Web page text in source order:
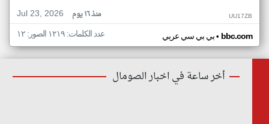
Jul 23, 2026
منذ ١٦ يوم UU17ZB
بي بي سي عربي• bbc.com عدد الكلمات: ١٢١٩ الصور: ١٢
أخر ساعة في اخبار الصومال